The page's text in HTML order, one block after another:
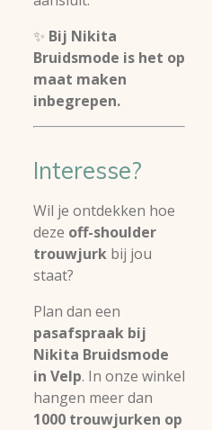
✨ Bij Nikita
Bruidsmode is het op
maat maken
inbegrepen.
Interesse?
Wil je ontdekken hoe
deze off-shoulder
trouwjurk bij jou
staat?
Plan dan een
pasafspraak bij
Nikita Bruidsmode
in Velp. In onze winkel
hangen meer dan
1000 trouwjurken op